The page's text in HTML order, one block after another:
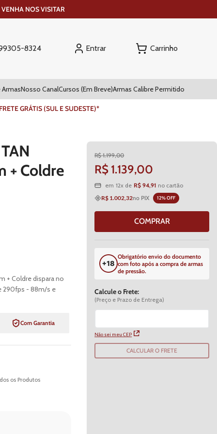
NOS VISITAR
99305-8324 Entrar
Nosso CanalCursos (Em Breve)Armas Calibre Permitido
GRÁTIS (SUL E SUDESTE)*
+ Coldre
+ Coldre dispara no
290fps - 88m/s e
Com Garantia
os Produtos
R$ 1.199,00
R$ 1.139,00
em 12x de R$ 94,91 no cartão
R$ 1.002,32no PIX 12% OFF
COMPRAR
Obrigatório envio do documento
com foto após a compra de armas
de pressão.
Calcule o Frete:
(Preço e Prazo de Entrega)
Não sei meu CEP
CALCULAR O FRETE